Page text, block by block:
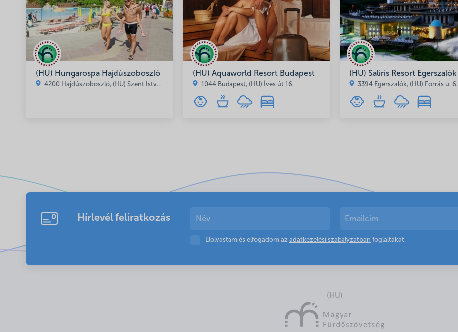
(HU) Hungarospa Hajdúszoboszló
4200 Hajdúszoboszló, (HU) Szent István park 1-3.
(HU) Aquaworld Resort Budapest
1044 Budapest, (HU) Íves út 16.
(HU) Saliris Resort Egerszalók
3394 Egerszalók, (HU) Forrás u. 6.
Hírlevél feliratkozás
Elolvastam és elfogadom az adatkezelési szabályzatban foglaltakat.
(HU)